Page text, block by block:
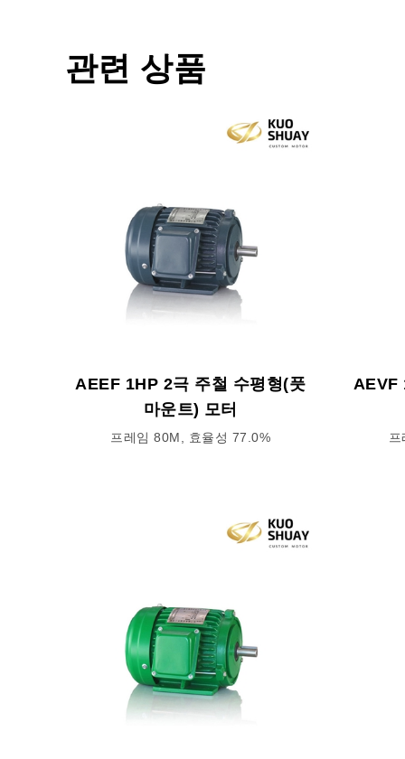
관련 상품
AEEF 1HP 2극 주철 수평형(풋
마운트) 모터
프레임 80M, 효율성 77.0%
AEVF